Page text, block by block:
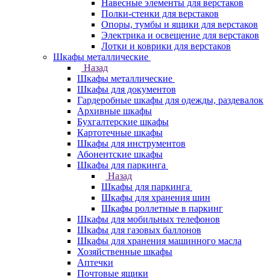
Навесные элементы для верстаков
Полки-стенки для верстаков
Опоры, тумбы и ящики для верстаков
Электрика и освещение для верстаков
Лотки и коврики для верстаков
Шкафы металлические
Назад
Шкафы металлические
Шкафы для документов
Гардеробные шкафы для одежды, раздевалок
Архивные шкафы
Бухгалтерские шкафы
Картотечные шкафы
Шкафы для инструментов
Абонентские шкафы
Шкафы для паркинга
Назад
Шкафы для паркинга
Шкафы для хранения шин
Шкафы роллетные в паркинг
Шкафы для мобильных телефонов
Шкафы для газовых баллонов
Шкафы для хранения машинного масла
Хозяйственные шкафы
Аптечки
Почтовые ящики